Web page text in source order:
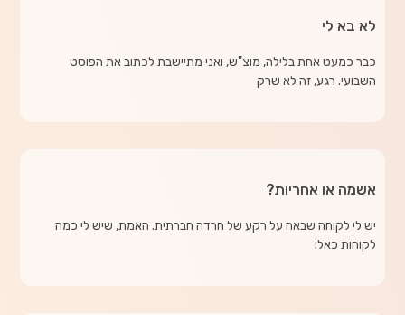
לא בא לי
כבר כמעט אחת בלילה, מוצ"ש, ואני מתיישבת לכתוב את הפוסט
השבועי. רגע, זה לא שרק
אשמה או אחריות?
יש לי לקוחה שבאה על רקע של חרדה חברתית. האמת, שיש לי כמה
לקוחות כאלו